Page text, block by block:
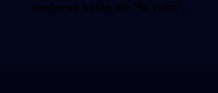
mejores salas de “la ruta”.